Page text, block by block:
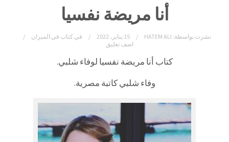
أنا مريضة نفسيا
نشرت بواسطة: HATEM ALI 15 يناير، 2022 في كتاب في الميزان
اضف تعليق
كتاب أنا مريضة نفسيا لوفاء شلبي.
وفاء شلبي كاتبة مصرية.